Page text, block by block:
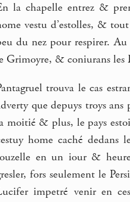
la chapelle entrez &
vestu d’estolles, &
du nez pour respirer.
Grimoyre, & coniurans les
trouva le cas
que depuys troys
moitié & plus, le pays
home caché
en un iour &
fors seulement le
impetré venir en